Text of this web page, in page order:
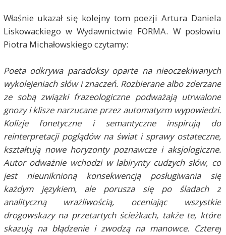
Właśnie ukazał się kolejny tom poezji Artura Daniela
Liskowackiego w Wydawnictwie FORMA. W posłowiu
Piotra Michałowskiego czytamy:
Poeta odkrywa paradoksy oparte na nieoczekiwanych
wykolejeniach słów i znaczeń. Rozbierane albo zderzane
ze sobą związki frazeologiczne podważają utrwalone
gnozy i klisze narzucane przez automatyzm wypowiedzi.
Kolizje fonetyczne i semantyczne inspirują do
reinterpretacji poglądów na świat i sprawy ostateczne,
kształtują nowe horyzonty poznawcze i aksjologiczne.
Autor odważnie wchodzi w labirynty cudzych słów, co
jest nieuniknioną konsekwencją posługiwania się
każdym językiem, ale porusza się po śladach z
analityczną wrażliwością, oceniając wszystkie
drogowskazy na przetartych ścieżkach, także te, które
skazują na błądzenie i zwodzą na manowce. Czterej